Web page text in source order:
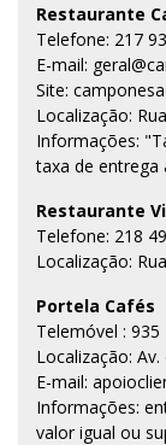
Restaurante
Telefone: 217
E-mail:
Site:
Localização:
Informações:
taxa de entrega
Restaurante
Telefone: 218
Localização:
Portela Cafés
Telemóvel : 935
Localização:
E-mail:
Informações:
valor igual ou